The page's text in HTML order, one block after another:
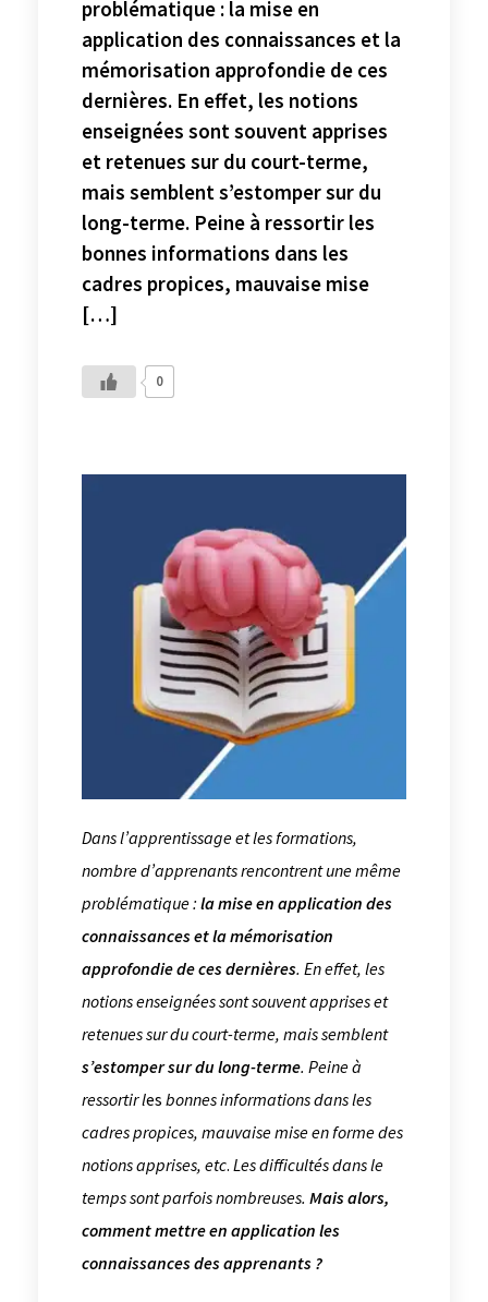
problématique : la mise en
application des connaissances et la
mémorisation approfondie de ces
dernières. En effet, les notions
enseignées sont souvent apprises
et retenues sur du court-terme,
mais semblent s’estomper sur du
long-terme. Peine à ressortir les
bonnes informations dans les
cadres propices, mauvaise mise
[…]
0
Dans l’apprentissage et les formations,
nombre d’apprenants rencontrent une même
problématique : la mise en application des
connaissances et la mémorisation
approfondie de ces dernières. En effet, les
notions enseignées sont souvent apprises et
retenues sur du court-terme, mais semblent
s’estomper sur du long-terme. Peine à
ressortir les bonnes informationsdans les
cadres propices, mauvaise mise en forme des
notions apprises, etc. Les difficultés dans le
temps sont parfois nombreuses. Mais alors,
comment mettre en application les
connaissances des apprenants ?